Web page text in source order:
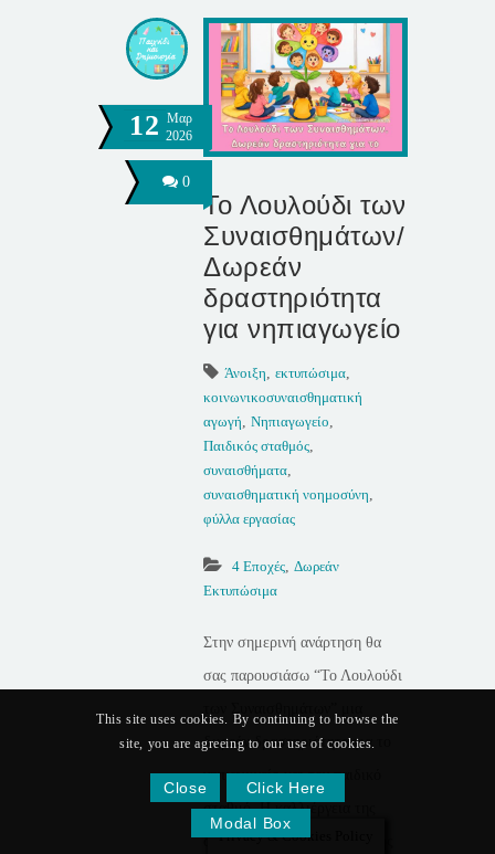
12 Μαρ
2026
0
Το Λουλούδι των
Συναισθημάτων/
Δωρεάν
δραστηριότητα
για νηπιαγωγείο
Άνοιξη, εκτυπώσιμα,
κοινωνικοσυναισθηματική
αγωγή, Νηπιαγωγείο,
Παιδικός σταθμός,
συναισθήματα,
συναισθηματική νοημοσύνη,
φύλλα εργασίας
4 Εποχές, Δωρεάν
Εκτυπώσιμα
Στην σημερινή ανάρτηση θα
σας παρουσιάσω “Το Λουλούδι
δωρεάν δραστηριότητα για το
νηπιαγωγείο και τον παιδικό
σταθμό. Η καλλιέργεια της
συναισθηματικής νοημοσύνης
This site uses cookies. By continuing to browse the
site, you are agreeing to our use of cookies.
Close
Click Here
Modal Box
Privacy & Cookies Policy